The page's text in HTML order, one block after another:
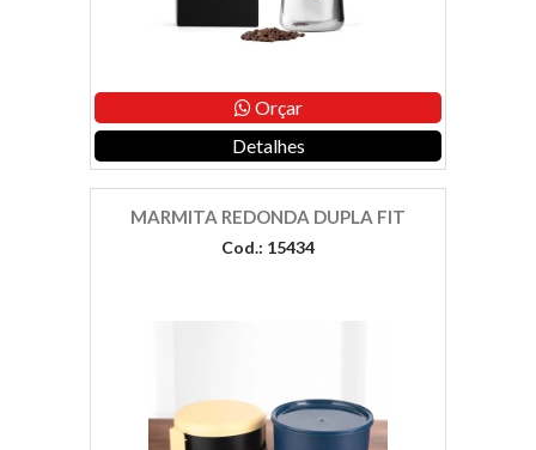
Orçar
Detalhes
MARMITA REDONDA DUPLA FIT
Cod.: 15434